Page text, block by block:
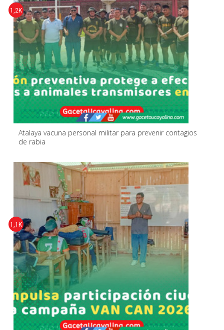
Atalaya vacuna personal militar para prevenir contagios
de rabia
1,2K
1,1K